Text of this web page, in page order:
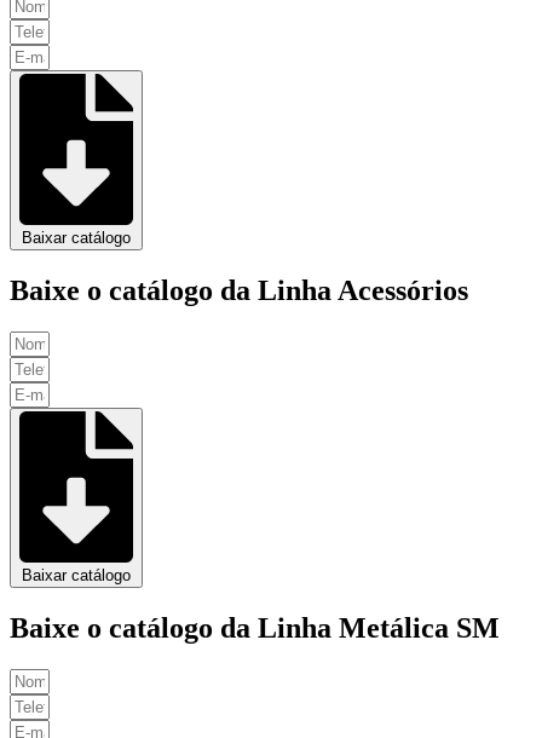
Baixar catálogo
Baixe o catálogo da Linha Acessórios
Baixar catálogo
Baixe o catálogo da Linha Metálica SM